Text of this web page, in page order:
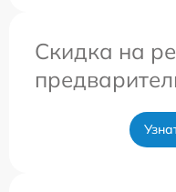
Скидка на